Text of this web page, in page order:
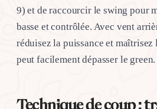
9) et de raccourcir le swing pour
basse et contrôlée. Avec vent
réduisez la puissance et maîtrisez
peut facilement dépasser le green.
Technique de coup :